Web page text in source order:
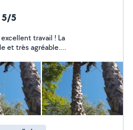
5/5
travail ! La
et très agréable.
impeccable. Tout a été
sommes très satisfaits
grand plaisir. Je le